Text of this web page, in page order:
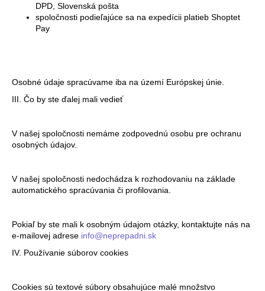
DPD, Slovenská pošta
spoločnosti podieľajúce sa na expedícii platieb Shoptet
Pay
Osobné údaje spracúvame iba na území Európskej únie.
III. Čo by ste ďalej mali vedieť
V našej spoločnosti nemáme zodpovednú osobu pre ochranu
osobných údajov.
V našej spoločnosti nedochádza k rozhodovaniu na základe
automatického spracúvania či profilovania.
Pokiaľ by ste mali k osobným údajom otázky, kontaktujte nás na
e-mailovej adrese info@neprepadni.sk
IV. Používanie súborov cookies
Cookies sú textové súbory obsahujúce malé množstvo